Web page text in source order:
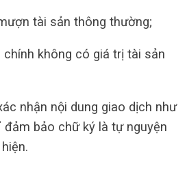
tài sản thông thường;
chính không có giá trị tài sản
nhận nội dung giao dịch như
bảo chữ ký là tự nguyện